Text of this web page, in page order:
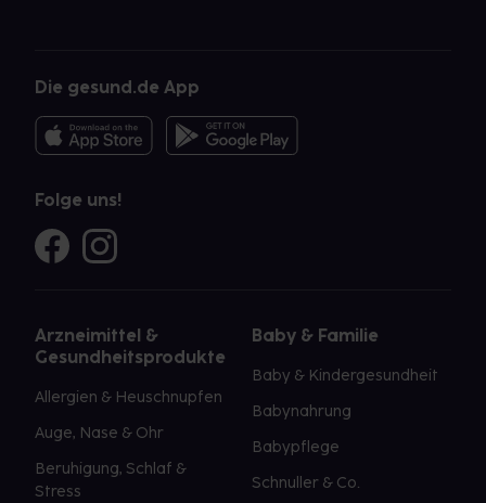
Die gesund.de App
Folge uns!
Arzneimittel &
Gesundheitsprodukte
Allergien & Heuschnupfen
Auge, Nase & Ohr
Beruhigung, Schlaf &
Stress
Baby & Familie
Baby & Kindergesundheit
Babynahrung
Babypflege
Schnuller & Co.